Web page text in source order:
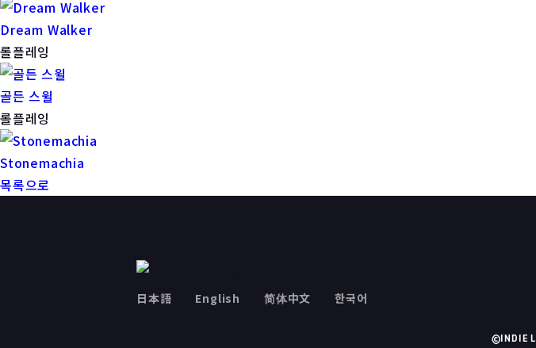
Dream Walker
롤플레잉
골든 스윌
롤플레잉
Stonemachia
목록으로
日本語 English 简体中文 한국어
©INDIE